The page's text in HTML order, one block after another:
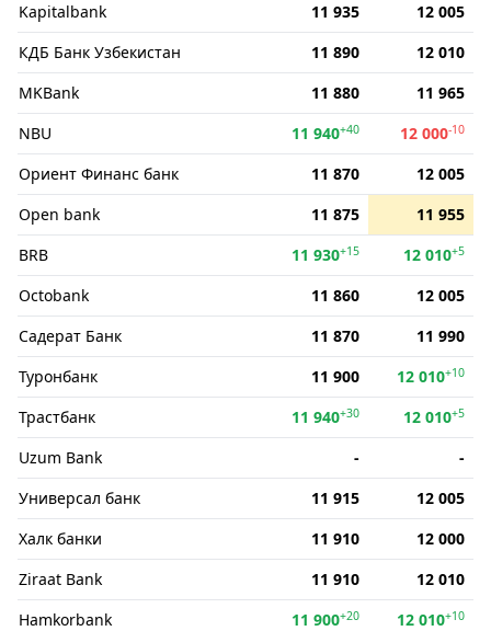
Kapitalbank 11 935
12 005
КДБ Банк Узбекистан
11 890
12 010
MKBank
11 880
11 965
NBU
11 940+40 12 000-10
Ориент Финанс банк 11 870
12 005
Open bank
11 875
11 955
BRB
11 930+15 12 010+5
Octobank 11 860
12 005
Садерат Банк
11 870
11 990
Туронбанк
11 900 12 010+10
Трастбанк 11 940+30 12 010+5
Uzum Bank -
-
Универсал банк
11 915
12 005
Халк банки
11 910
12 000
Ziraat Bank
11 910
12 010
Hamkorbank
11 900+20 12 010+10